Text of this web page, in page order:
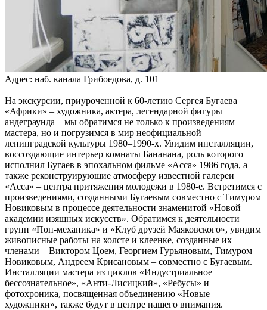
Адрес: наб. канала Грибоедова, д. 101
На экскурсии, приуроченной к 60-летию Сергея Бугаева
«Африки» – художника, актера, легендарной фигуры
андеграунда – мы обратимся не только к произведениям
мастера, но и погрузимся в мир неофициальной
ленинградской культуры 1980–1990-х. Увидим инсталляции,
воссоздающие интерьер комнаты Бананана, роль которого
исполнил Бугаев в эпохальном фильме «Асса» 1986 года, а
также реконструирующие атмосферу известной галереи
«Асса» – центра притяжения молодежи в 1980-е. Встретимся с
произведениями, созданными Бугаевым совместно с Тимуром
Новиковым в процессе деятельности знаменитой «Новой
академии изящных искусств». Обратимся к деятельности
групп «Поп-механика» и «Клуб друзей Маяковского», увидим
живописные работы на холсте и клеенке, созданные их
членами – Виктором Цоем, Георгием Гурьяновым, Тимуром
Новиковым, Андреем Крисановым – совместно с Бугаевым.
Инсталляции мастера из циклов «Индустриальное
бессознательное», «Анти-Лисицкий», «Ребусы» и
фотохроника, посвященная объединению «Новые
художники», также будут в центре нашего внимания.